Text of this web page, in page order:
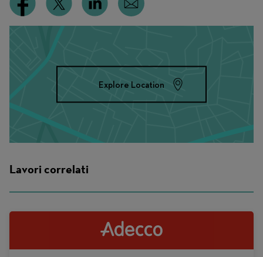
Explore Location
Lavori correlati